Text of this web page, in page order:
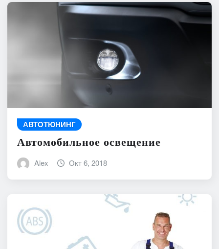
АВТОТЮНИНГ
Автомобильное освещение
Alex Окт 6, 2018